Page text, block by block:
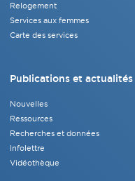
Relogement
Services aux femmes
Carte des services
Publications et actualités
Nouvelles
Ressources
Recherches et données
Infolettre
Vidéothèque